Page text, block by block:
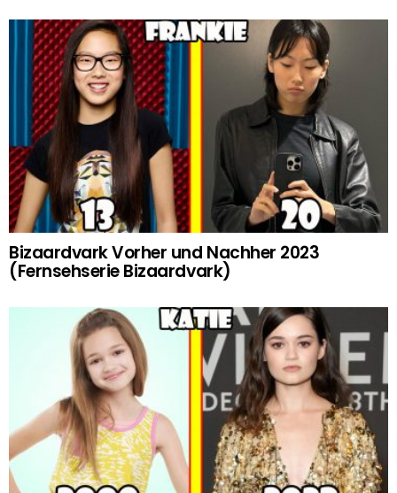
Bizaardvark Vorher und Nachher 2023
(Fernsehserie Bizaardvark)